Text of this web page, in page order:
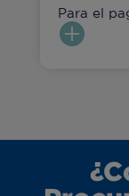
Para el
